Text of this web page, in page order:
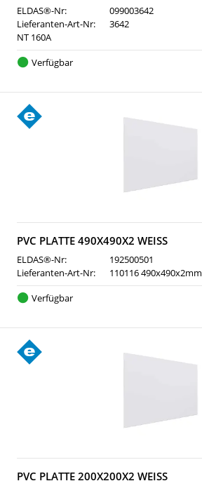
ELDAS®-Nr:
099003642
Lieferanten-Art-Nr:
3642
NT 160A
Verfügbar
PVC PLATTE 490X490X2 WEISS
ELDAS®-Nr:
192500501
Lieferanten-Art-Nr:
110116 490x490x2mm
Verfügbar
PVC PLATTE 200X200X2 WEISS